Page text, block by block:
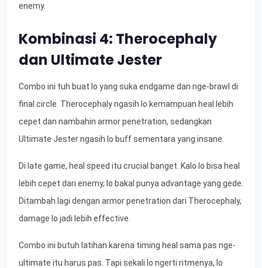
enemy.
Kombinasi 4: Therocephaly
dan Ultimate Jester
Combo ini tuh buat lo yang suka endgame dan nge-brawl di
final circle. Therocephaly ngasih lo kemampuan heal lebih
cepet dan nambahin armor penetration, sedangkan
Ultimate Jester ngasih lo buff sementara yang insane.
Di late game, heal speed itu crucial banget. Kalo lo bisa heal
lebih cepet dari enemy, lo bakal punya advantage yang gede.
Ditambah lagi dengan armor penetration dari Therocephaly,
damage lo jadi lebih effective.
Combo ini butuh latihan karena timing heal sama pas nge-
ultimate itu harus pas. Tapi sekali lo ngerti ritmenya, lo